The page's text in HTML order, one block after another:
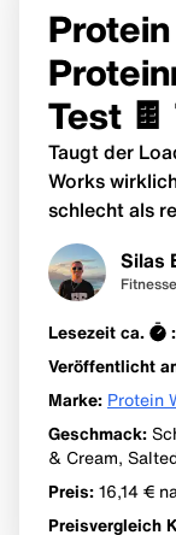
Test 🍫
Taugt der
Works
schlecht als
Silas
Lesezeit ca. :
Veröffentlicht
Marke: Protein
Geschmack:
& Cream,
Preis: 16,14 €
Preisvergleich